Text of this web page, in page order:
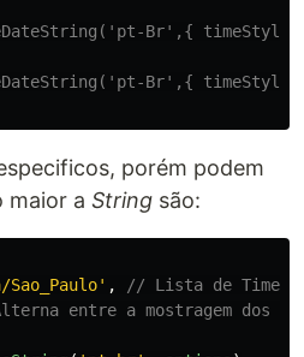
Br',{
Br',{
porém podem
maior a String são:
Sao_Paulo' ,
// Lista de
entre a mostragem dos